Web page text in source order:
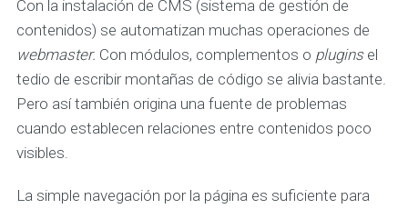
Con la instalación de CMS (sistema de gestión de
contenidos) se automatizan muchas operaciones de
webmaster. Con módulos, complementos o plugins el
tedio de escribir montañas de código se alivia bastante.
Pero así también origina una fuente de problemas
cuando establecen relaciones entre contenidos poco
visibles.
La simple navegación por la página es suficiente para